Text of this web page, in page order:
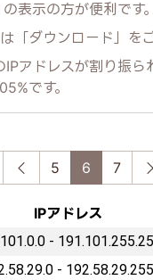
表示の方が便利です。
「ダウンロード」を
アドレスが割り振ら
です。
First Previous
5 6 7
IPアドレス
-
- 192.58.29.255